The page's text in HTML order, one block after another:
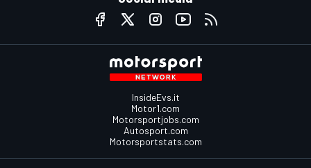
InsideEvs.it
Motor1.com
Motorsportjobs.com
Autosport.com
Motorsportstats.com